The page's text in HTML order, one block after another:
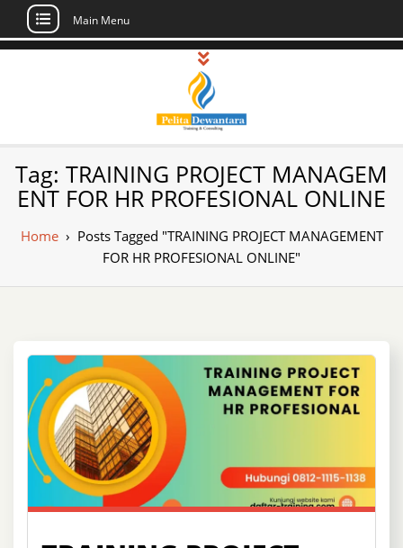
Skip
Main Menu
Pusat Pelatihan
dan Sertifikasi –
Daftar Training
Indonesia
Sertifikasi di Indonesia
Tag: TRAINING PROJECT MANAGEM
ENT FOR HR PROFESIONAL ONLINE
Home› Posts Tagged "TRAINING PROJECT MANAGEMENT
FOR HR PROFESIONAL ONLINE"